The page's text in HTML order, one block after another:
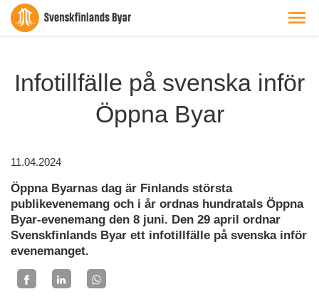
Infotillfälle på svenska inför
Öppna Byar
11.04.2024
Öppna Byarnas dag är Finlands största
publikevenemang och i år ordnas hundratals Öppna
Byar-evenemang den 8 juni. Den 29 april ordnar
Svenskfinlands Byar ett infotillfälle på svenska inför
evenemanget.